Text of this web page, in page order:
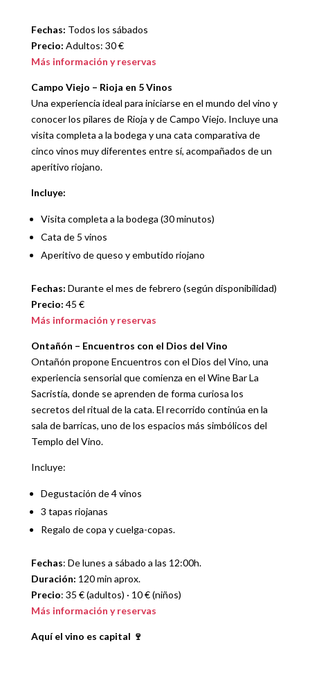
Fechas: Todos los sábados
Precio: Adultos: 30 €
Más información y reservas
Campo Viejo – Rioja en 5 Vinos
Una experiencia ideal para iniciarse en el mundo del vino y
conocer los pilares de Rioja y de Campo Viejo. Incluye una
visita completa a la bodega y una cata comparativa de
cinco vinos muy diferentes entre sí, acompañados de un
aperitivo riojano.
Incluye:
Visita completa a la bodega (30 minutos)
Cata de 5 vinos
Aperitivo de queso y embutido riojano
Fechas: Durante el mes de febrero (según disponibilidad)
Precio: 45 €
Más información y reservas
Ontañón – Encuentros con el Dios del Vino
Ontañón propone Encuentros con el Dios del Vino, una
experiencia sensorial que comienza en el Wine Bar La
Sacristía, donde se aprenden de forma curiosa los
secretos del ritual de la cata. El recorrido continúa en la
sala de barricas, uno de los espacios más simbólicos del
Templo del Vino.
Incluye:
Degustación de 4 vinos
3 tapas riojanas
Regalo de copa y cuelga-copas.
Fechas: De lunes a sábado a las 12:00h.
Duración: 120 min aprox.
Precio: 35 € (adultos) · 10 € (niños)
Más información y reservas
Aquí el vino es capital 🍷